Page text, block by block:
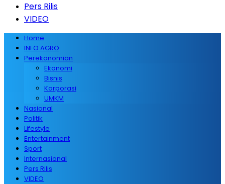
Pers Rilis
VIDEO
Home
INFO AGRO
Perekonomian
Ekonomi
Bisnis
Korporasi
UMKM
Nasional
Politik
Lifestyle
Entertainment
Sport
Internasional
Pers Rilis
VIDEO